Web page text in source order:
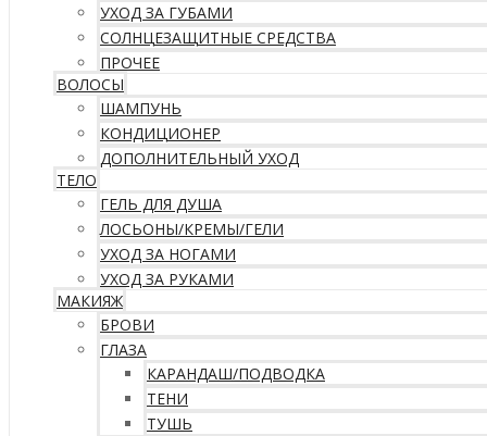
УХОД ЗА ГУБАМИ
СОЛНЦЕЗАЩИТНЫЕ СРЕДСТВА
ПРОЧЕЕ
ВОЛОСЫ
ШАМПУНЬ
КОНДИЦИОНЕР
ДОПОЛНИТЕЛЬНЫЙ УХОД
ТЕЛО
ГЕЛЬ ДЛЯ ДУША
ЛОСЬОНЫ/КРЕМЫ/ГЕЛИ
УХОД ЗА НОГАМИ
УХОД ЗА РУКАМИ
МАКИЯЖ
БРОВИ
ГЛАЗА
КАРАНДАШ/ПОДВОДКА
ТЕНИ
ТУШЬ